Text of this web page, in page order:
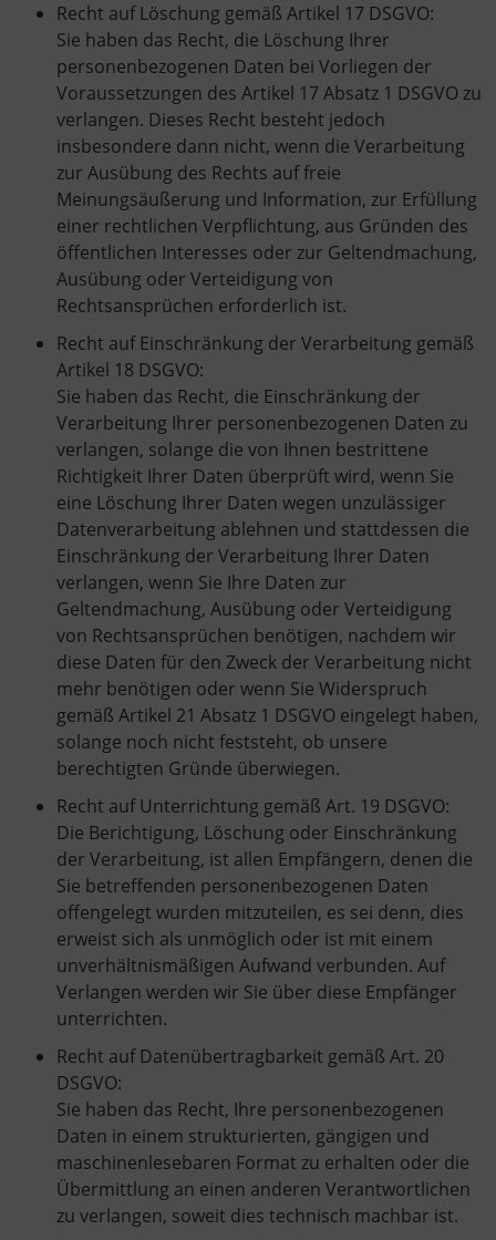
Recht auf Löschung gemäß Artikel 17 DSGVO:
Sie haben das Recht, die Löschung Ihrer
personenbezogenen Daten bei Vorliegen der
Voraussetzungen des Artikel 17 Absatz 1 DSGVO zu
verlangen. Dieses Recht besteht jedoch
insbesondere dann nicht, wenn die Verarbeitung
zur Ausübung des Rechts auf freie
Meinungsäußerung und Information, zur Erfüllung
einer rechtlichen Verpflichtung, aus Gründen des
öffentlichen Interesses oder zur Geltendmachung,
Ausübung oder Verteidigung von
Rechtsansprüchen erforderlich ist.
Recht auf Einschränkung der Verarbeitung gemäß
Artikel 18 DSGVO:
Sie haben das Recht, die Einschränkung der
Verarbeitung Ihrer personenbezogenen Daten zu
verlangen, solange die von Ihnen bestrittene
Richtigkeit Ihrer Daten überprüft wird, wenn Sie
eine Löschung Ihrer Daten wegen unzulässiger
Datenverarbeitung ablehnen und stattdessen die
Einschränkung der Verarbeitung Ihrer Daten
verlangen, wenn Sie Ihre Daten zur
Geltendmachung, Ausübung oder Verteidigung
von Rechtsansprüchen benötigen, nachdem wir
diese Daten für den Zweck der Verarbeitung nicht
mehr benötigen oder wenn Sie Widerspruch
gemäß Artikel 21 Absatz 1 DSGVO eingelegt haben,
solange noch nicht feststeht, ob unsere
berechtigten Gründe überwiegen.
Recht auf Unterrichtung gemäß Art. 19 DSGVO:
Die Berichtigung, Löschung oder Einschränkung
der Verarbeitung, ist allen Empfängern, denen die
Sie betreffenden personenbezogenen Daten
offengelegt wurden mitzuteilen, es sei denn, dies
erweist sich als unmöglich oder ist mit einem
unverhältnismäßigen Aufwand verbunden. Auf
Verlangen werden wir Sie über diese Empfänger
unterrichten.
Recht auf Datenübertragbarkeit gemäß Art. 20
DSGVO:
Sie haben das Recht, Ihre personenbezogenen
Daten in einem strukturierten, gängigen und
maschinenlesebaren Format zu erhalten oder die
Übermittlung an einen anderen Verantwortlichen
zu verlangen, soweit dies technisch machbar ist.